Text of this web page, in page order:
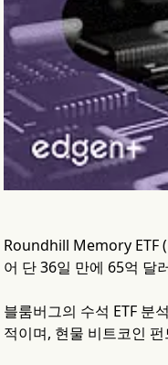
Roundhill Memory ETF
어 단 36일 만에 65억 달
블룸버그의 수석 ETF 분
적이며, 현물 비트코인